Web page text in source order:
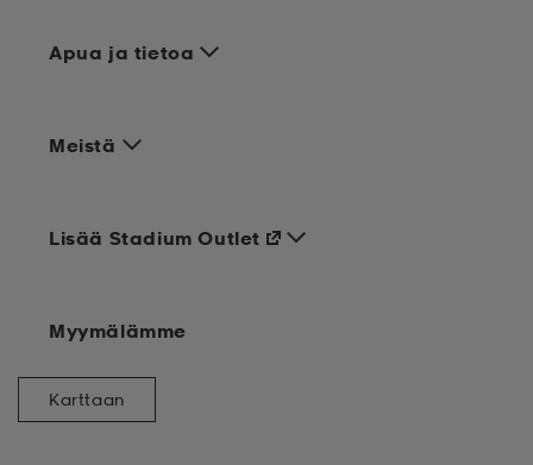
Apua ja tietoa
Meistä
Lisää Stadium Outlet
Myymälämme
Karttaan